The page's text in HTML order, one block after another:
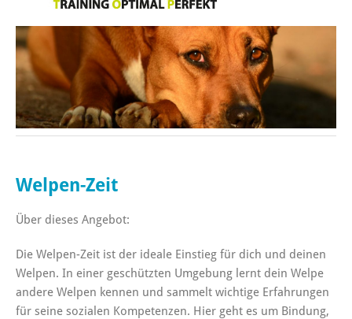
Welpen-Zeit
Über dieses Angebot:
Die Welpen-Zeit ist der ideale Einstieg für dich und deinen
Welpen. In einer geschützten Umgebung lernt dein Welpe
andere Welpen kennen und sammelt wichtige Erfahrungen
für seine sozialen Kompetenzen. Hier geht es um Bindung,